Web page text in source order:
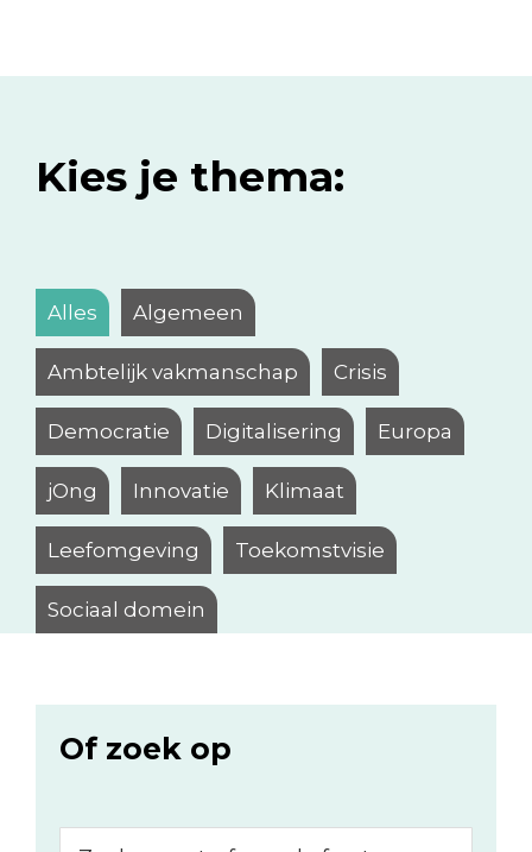
Kies je thema:
Alles Algemeen
Ambtelijk vakmanschap Crisis
Democratie Digitalisering Europa
jOng Innovatie Klimaat
Leefomgeving Toekomstvisie
Sociaal domein
Of zoek op